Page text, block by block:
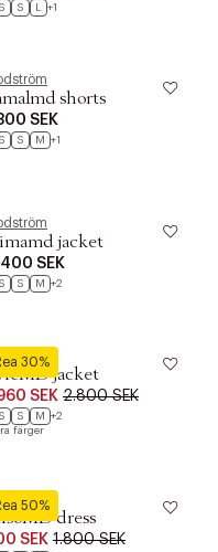
S L +1
shorts
SEK
S M +1
jacket
SEK
S M +2
30%
jacket
SEK 2.800 SEK
S M
+2
färger
50%
dress
SEK 1.800 SEK